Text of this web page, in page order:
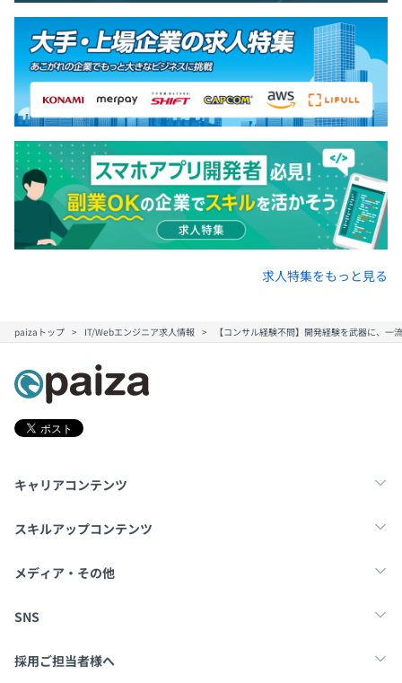
・外資ITコンサル出身の執行役員の元、PJの最小単位です
と5～10名程度のチームでそれぞれ構成されています。
・SIer、SES、から入社した社員が多いですが、一部ITコ
ンサルティングファームや事業会社出身の社員もおりま
す。
求人特集をもっと見る
paizaトップ IT/Webエンジニア求人情報 【コンサル経験不問】開発経験を武器に、
キャリアコンテンツ
転職・キャリア
スキルアップコンテンツ
学習
メディア・その他
Tech Team Journal
SNS
X
採用ご担当者様へ